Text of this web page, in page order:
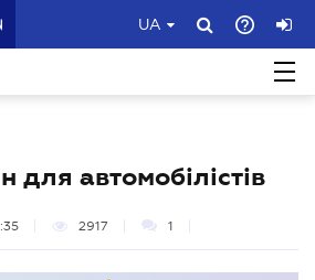
UA
автомобілістів
2917 1